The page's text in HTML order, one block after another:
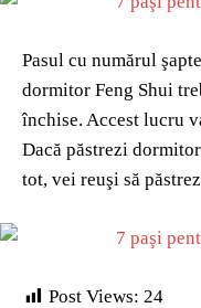
Pasul cu numărul
dormitor Feng Shui
închise. Accest lucru
Dacă păstrezi
tot, vei reuşi să
Post Views: 24